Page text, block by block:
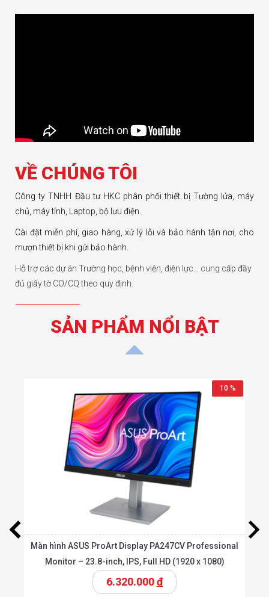
VỀ CHÚNG TÔI
Công ty TNHH Đầu tư HKC phân phối thiết bị Tường lửa, máy
chủ, máy tính, Laptop, bộ lưu điện.
Cài đặt miễn phí, giao hàng, xử lý lỗi và bảo hành tận nơi, cho
mượn thiết bị khi gửi bảo hành.
Hỗ trợ các dự án Trường học, bệnh viện, điện lực… cung cấp đầy
đủ giấy tờ CO/CQ theo quy định.
SẢN PHẨM NỔI BẬT
9 %
Màn Hình Gaming VSP VG274Q | 27″, 2K, VA, 165Hz, 6ms,
Phẳng
3.900.000đ